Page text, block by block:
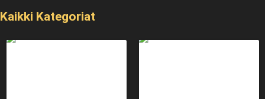
Kaikki Kategoriat